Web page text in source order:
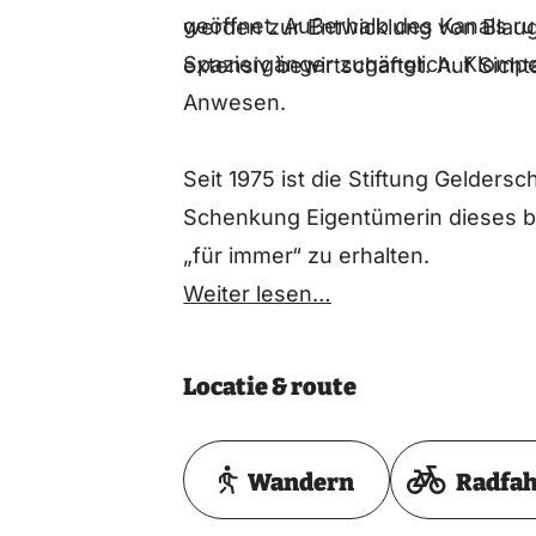
werden zur Entwicklung von
extensiv bewirtschaftet. Auf
geöffnet. Außerhalb des Kanals
Spaziergänger zugänglich.
Anwesen.
Seit 1975 ist die Stiftung
Schenkung Eigentümerin dieses
„für immer“ zu erhalten.
Weiter lesen…
Locatie & route
Wandern